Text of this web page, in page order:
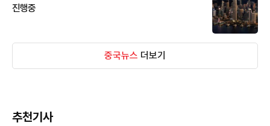
진행중
중국뉴스 더보기
추천기사